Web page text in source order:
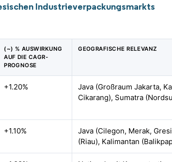
Industrieverpackungsmarkts
(~) % AUSWIRKUNG
AUF DIE CAGR-
PROGNOSE
GEOGRAFISCHE RELEVANZ
+1.20%
Java (Großraum Jakarta,
Cikarang), Sumatra
+1.10%
Java (Cilegon, Merak,
(Riau), Kalimantan